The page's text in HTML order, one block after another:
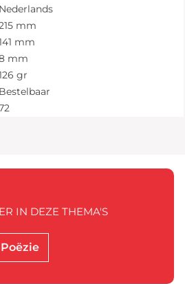
Nederlands
mm
mm
mm
gr
Bestelbaar
Poëzie
IN DEZE THEMA'S